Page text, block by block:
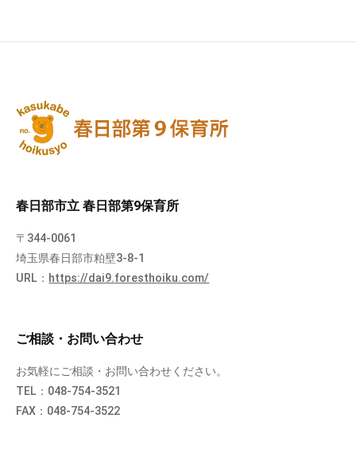
春日部市立 春日部第9保育所
〒344-0061
埼玉県春日部市粕壁3-8-1
URL： https://dai9.foresthoiku.com/
ご相談・お問い合わせ
お気軽にご相談・お問い合わせください。
TEL：048-754-3521
FAX：048-754-3522